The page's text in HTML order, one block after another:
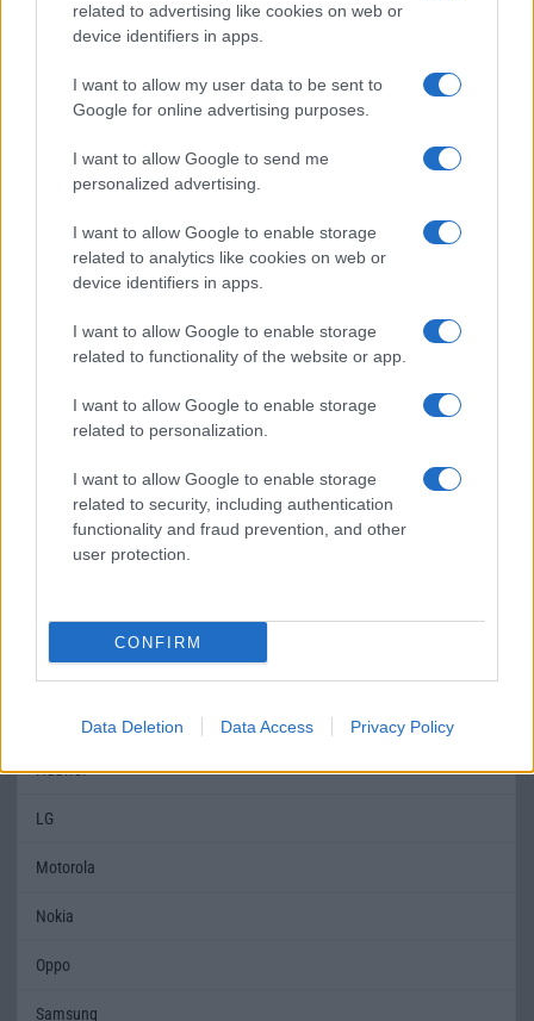
related to advertising like cookies on web or
device identifiers in apps.
I want to allow my user data to be sent to
Google for online advertising purposes.
I want to allow Google to send me
personalized advertising.
I want to allow Google to enable storage
related to analytics like cookies on web or
device identifiers in apps.
I want to allow Google to enable storage
related to functionality of the website or app.
I want to allow Google to enable storage
related to personalization.
I want to allow Google to enable storage
related to security, including authentication
functionality and fraud prevention, and other
user protection.
CONFIRM
Data Deletion Data Access Privacy Policy
SIM-ek száma 2
Flight mode
Terület Globális Globális
Funkciók
PowerBank/Reverse
wireless charging.
2 SIM van, akkor 0 hely
az NM kártyának,
mivel a 2. SIM foglalat
Pro - emelt szintû és
felszereltségû
Pro - emelt szintû
és felszereltségû
Védelem IP68
Limited Edition Nincs Nincs
1,05
Nincs publikus
MOBILTELEFON MÁRKÁK
Huawei
LG
Motorola
Nokia
Oppo
Samsung